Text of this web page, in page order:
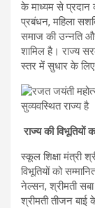
के माध्यम से प्रदान
प्रबंधन, महिला
समाज की उन्नति
शामिल है। राज्य
स्तर में सुधार के लिए
राज्य की विभूतियों
स्कूल शिक्षा मंत्री
विभूतियों को
नेल्सन, श्रीमती
श्रीमती तीजन बाई